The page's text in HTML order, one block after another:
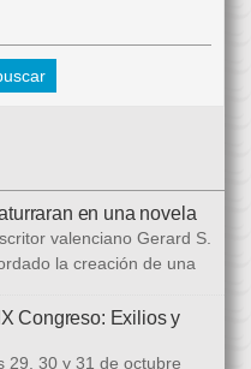
en una novela
valenciano Gerard S.
la creación de una
al pasado. El ciclo
iai@flauta, continuó en
finalizará con Las
Congreso: Exilios y
29, 30 y 31 de octubre